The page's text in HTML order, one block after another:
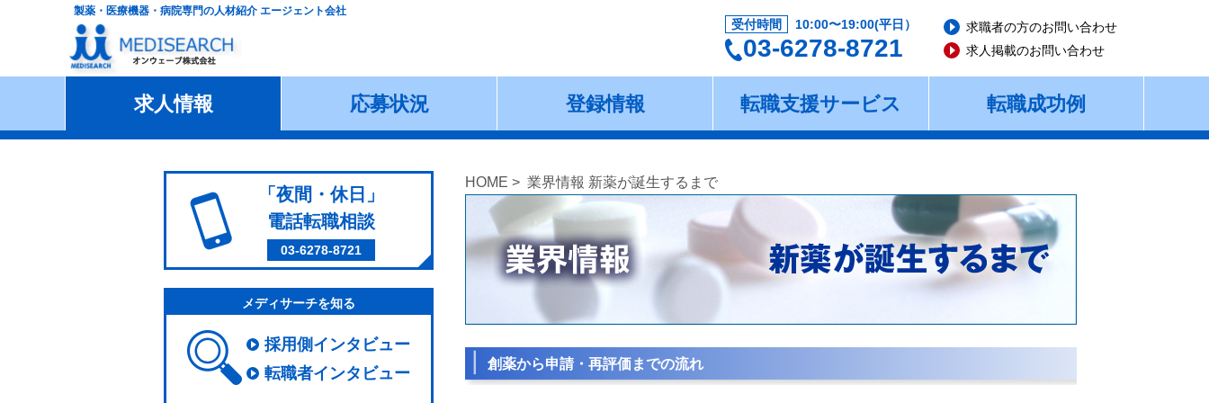
製薬・医療機器・病院専門の人材紹介 エージェント会社
受付時間 10:00〜19:00(平日）
03-6278-8721
求職者の方のお問い合わせ
求人掲載のお問い合わせ
求人情報 応募状況 登録情報 転職支援サービス 転職成功例
HOME > 業界情報 新薬が誕生するまで
創薬から申請・再評価までの流れ
「夜間・休日」
電話転職相談
03-6278-8721
メディサーチを知る
採用側インタビュー
転職者インタビュー